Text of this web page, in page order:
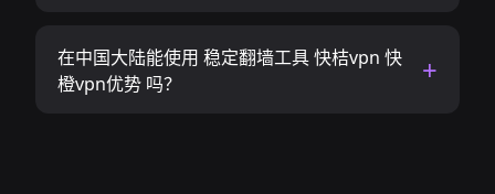
在中国大陆能使用 稳定翻墙工具 快桔vpn 快
橙vpn优势 吗？